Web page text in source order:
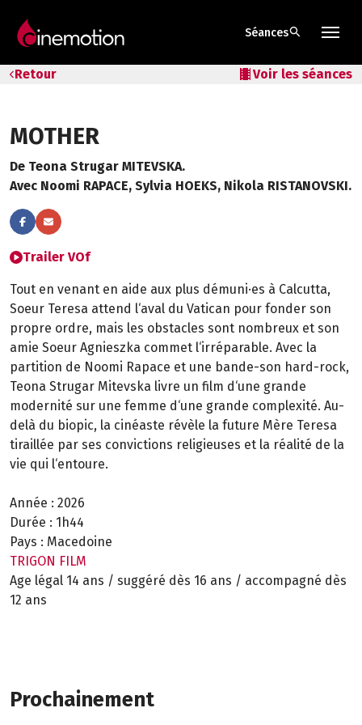
Séancessearch
Retour local_movies Voir les séances
MOTHER
De Teona Strugar MITEVSKA.
Avec Noomi RAPACE, Sylvia HOEKS, Nikola RISTANOVSKI.
Trailer VOf
Tout en venant en aide aux plus démuni·es à Calcutta,
Soeur Teresa attend l‘aval du Vatican pour fonder son
propre ordre, mais les obstacles sont nombreux et son
amie Soeur Agnieszka commet l‘irréparable. Avec la
partition de Noomi Rapace et une bande-son hard-rock,
Teona Strugar Mitevska livre un film d‘une grande
modernité sur une femme d‘une grande complexité. Au-
delà du biopic, la cinéaste révèle la future Mère Teresa
tiraillée par ses convictions religieuses et la réalité de la
vie qui l‘entoure.
Année : 2026
Durée : 1h44
Pays : Macedoine
TRIGON FILM
Age légal 14 ans / suggéré dès 16 ans / accompagné dès
12 ans
Prochainement
Bons cadeaux
Bons plans
Programmes spéciaux